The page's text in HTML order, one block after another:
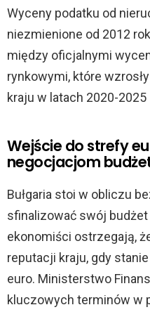
Wyceny podatku od
niezmienione od 2012
między oficjalnymi
rynkowymi, które
kraju w latach 2020-2025
Wejście do strefy
negocjacjom
Bułgaria stoi w obliczu
sfinalizować swój budżet
ekonomiści ostrzegają,
reputacji kraju, gdy
euro. Ministerstwo
kluczowych terminów w